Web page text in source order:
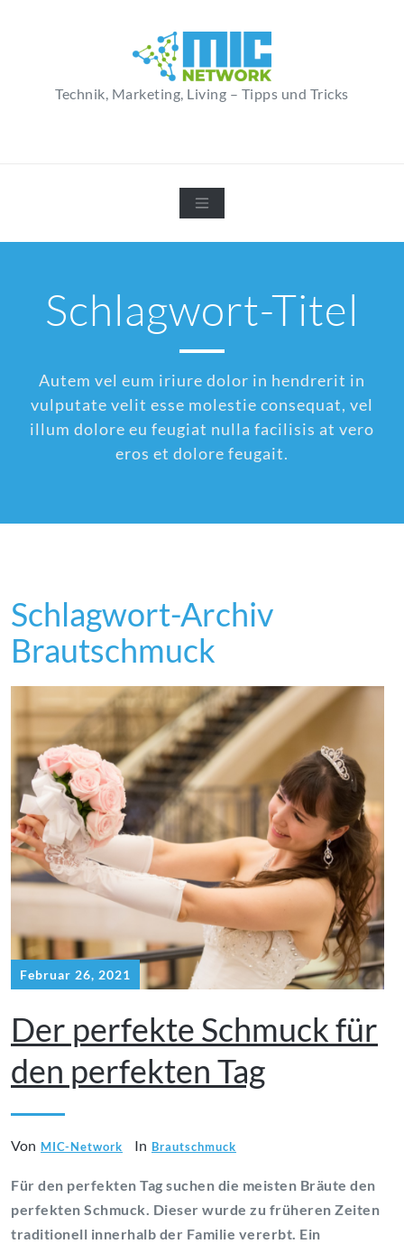
Technik, Marketing, Living – Tipps und Tricks
Schlagwort-Titel
Autem vel eum iriure dolor in hendrerit in
vulputate velit esse molestie consequat, vel
illum dolore eu feugiat nulla facilisis at vero
eros et dolore feugait.
Schlagwort-Archiv
Brautschmuck
Februar 26, 2021
Der perfekte Schmuck für
den perfekten Tag
Von MIC-Network In Brautschmuck
Für den perfekten Tag suchen die meisten Bräute den
perfekten Schmuck. Dieser wurde zu früheren Zeiten
traditionell innerhalb der Familie vererbt. Ein